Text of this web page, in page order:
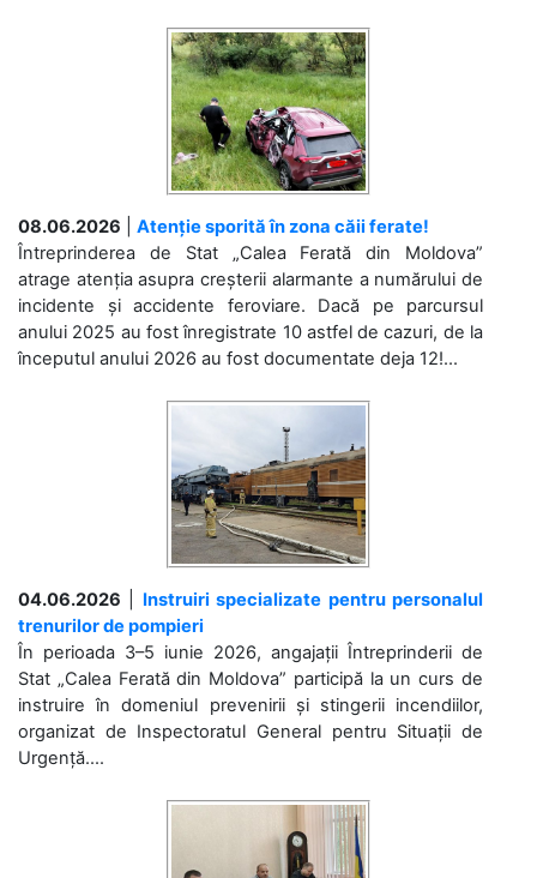
08.06.2026
Atenție sporită în zona căii ferate!
Întreprinderea de Stat „Calea Ferată din Moldova”
atrage atenția asupra creșterii alarmante a numărului de
incidente și accidente feroviare. Dacă pe parcursul
anului 2025 au fost înregistrate 10 astfel de cazuri, de la
începutul anului 2026 au fost documentate deja 12!...
04.06.2026
Instruiri specializate pentru personalul
trenurilor de pompieri
În perioada 3–5 iunie 2026, angajații Întreprinderii de
Stat „Calea Ferată din Moldova” participă la un curs de
instruire în domeniul prevenirii și stingerii incendiilor,
organizat de Inspectoratul General pentru Situații de
Urgență....